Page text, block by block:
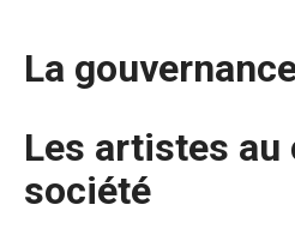
La
Les artistes
société